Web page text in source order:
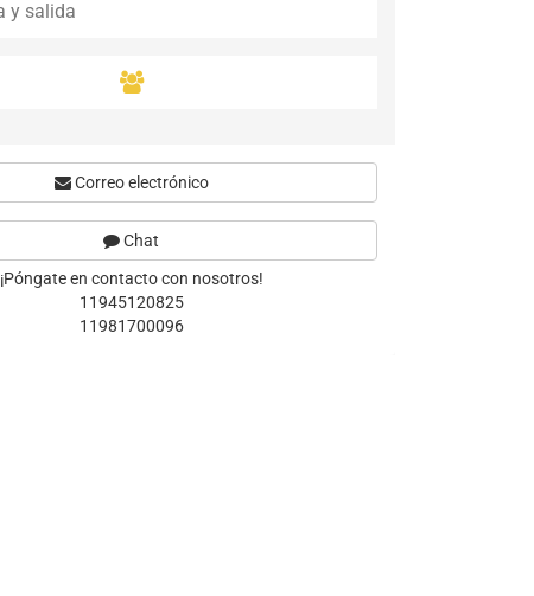
Correo electrónico
Chat
¡Póngate en contacto con nosotros!
11945120825
11981700096